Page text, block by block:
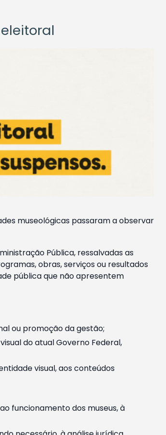
museológicas passaram a observar
Pública, ressalvadas as
obras, serviços ou resultados
pública que não apresentem
ou promoção da gestão;
do atual Governo Federal,
visual, aos conteúdos
funcionamento dos museus, à